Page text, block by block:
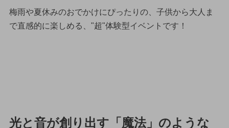
梅雨や夏休みのおでかけにぴったりの、子供から大人ま
で直感的に楽しめる、"超"体験型イベントです！
光と音が創り出す「魔法」のような